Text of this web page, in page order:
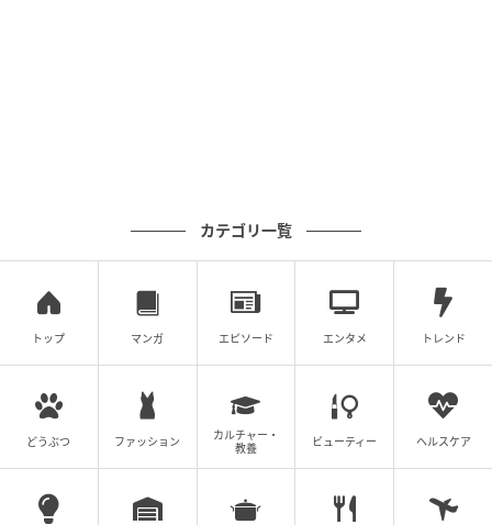
反省してほしいですね。
【取材時期：2026年5月】
※本記事は、ベビーカレンダーに寄せられた体験談を
ないよう固有名詞などに変更を加えながら構成してい
ます
著者：ライター ベビーカレンダー編集部／ママトピ取
カテゴリ一覧
トップ マンガ エピソード エンタメ トレンド
どうぶつ ファッション
カルチャー・
教養
ビューティー ヘルスケア